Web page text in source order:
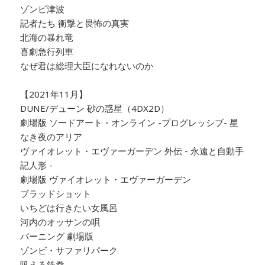
ゾンビ津波
記者たち 衝撃と畏怖の真実
北海の暴れ竜
喜劇急行列車
なぜ君は総理大臣になれないのか
【2021年11月】
DUNE/デューン 砂の惑星（4DX2D）
劇場版 ソードアート・オンライン -プログレッシブ- 星
なき夜のアリア
ヴァイオレット・エヴァーガーデン 外伝 - 永遠と自動手
記人形 -
劇場版 ヴァイオレット・エヴァーガーデン
ブラッドショット
いちどは行きたい女風呂
河内のオッサンの唄
バーニング 劇場版
ゾンビ・サファリパーク